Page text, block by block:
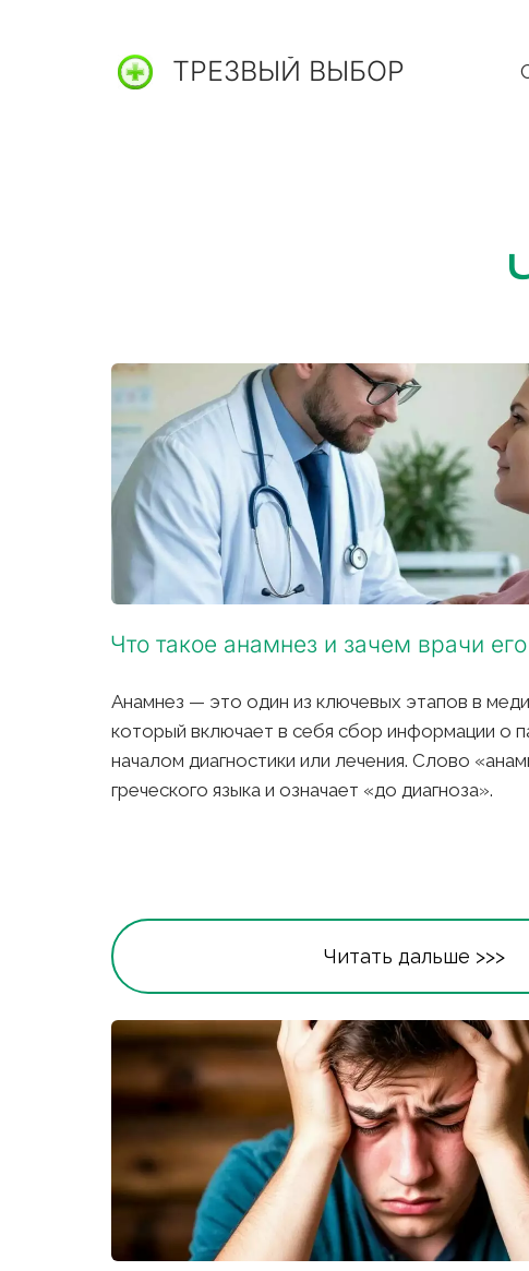
ТРЕЗВЫЙ ВЫБОР
Что такое анамнез и зачем врачи
Анамнез — это один из ключевых этапов в
который включает в себя сбор информации о
началом диагностики или лечения. Слово
греческого языка и означает «до диагноза».
Читать дальше >>>